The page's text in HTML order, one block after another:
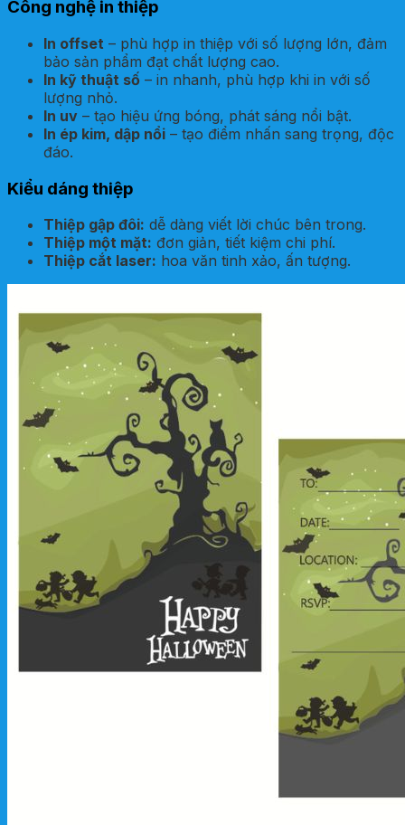
Công nghệ in thiệp
In offset – phù hợp in thiệp với số lượng lớn, đảm
bảo sản phẩm đạt chất lượng cao.
In kỹ thuật số – in nhanh, phù hợp khi in với số
lượng nhỏ.
In uv – tạo hiệu ứng bóng, phát sáng nổi bật.
In ép kim, dập nổi – tạo điểm nhấn sang trọng, độc
đáo.
Kiểu dáng thiệp
Thiệp gập đôi: dễ dàng viết lời chúc bên trong.
Thiệp một mặt: đơn giản, tiết kiệm chi phí.
Thiệp cắt laser: hoa văn tinh xảo, ấn tượng.